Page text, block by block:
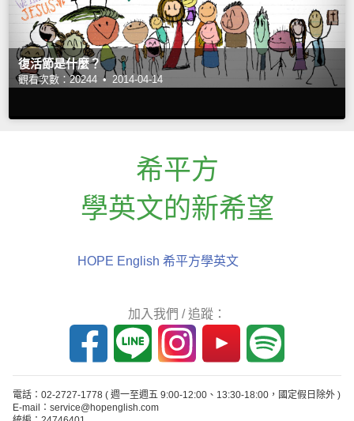
復活節是什麼？
觀看次數：20244 • 2014-04-14
希平方
學英文的新希望
HOPE English 希平方學英文
加入我們 / 追蹤：
電話：02-2727-1778 ( 週一至週五 9:00-12:00、13:30-18:00，國定假日除外 )
E-mail：service@hopenglish.com